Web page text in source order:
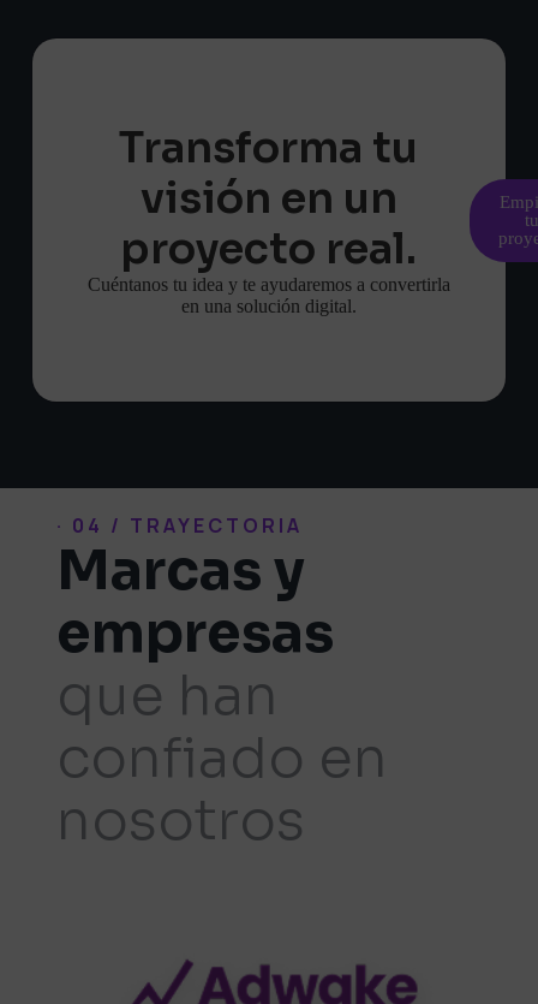
Transforma tu
visión en un
proyecto real.
Cuéntanos tu idea y te ayudaremos a convertirla
en una solución digital.
tu
· 04 / TRAYECTORIA
Marcas y
empresas
que han
confiado en
nosotros